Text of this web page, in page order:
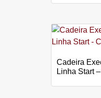
Cadeira
Linha Start